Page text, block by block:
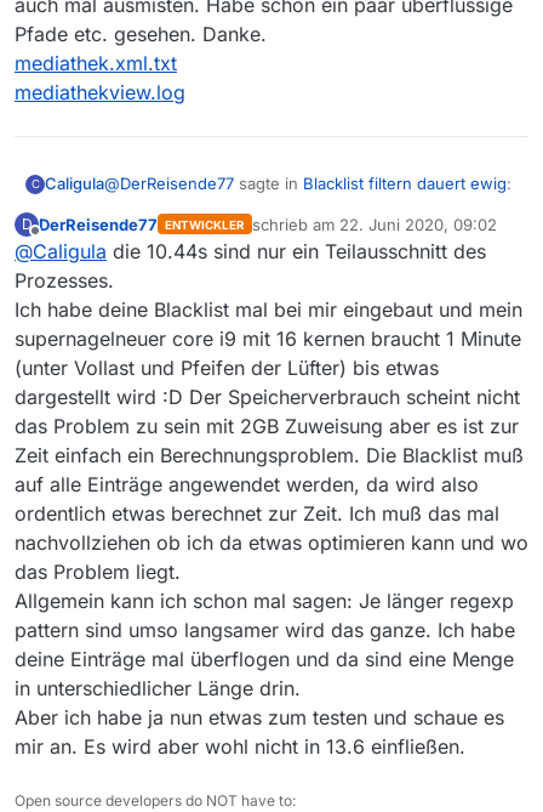
aggressiv das Programm Speicher freigeben
muß desto schneller ist es.
Pfade etc. gesehen. Danke.
mediathek.xml.txt
mediathekview.log
C Caligula@DerReisende77 sagte in Blacklist filtern dauert ewig:
Von daher wäre es gut wenn Du mir die
zukommen lassen könntest.
Anbei die Datei und auch das letzte Log. Die werde ich
auch mal ausmisten. Habe schon ein paar überflüssige
Pfade etc. gesehen. Danke.
mediathek.xml.txt
D
Offline
DerReisende77 ENTWICKLER schrieb am 22. Juni 2020, 09:02
zuletzt editiert von
@Caligula die 10.44s sind nur ein Teilausschnitt des
Prozesses.
Ich habe deine Blacklist mal bei mir eingebaut und mein
supernagelneuer core i9 mit 16 kernen braucht 1 Minute
(unter Vollast und Pfeifen der Lüfter) bis etwas
dargestellt wird :D Der Speicherverbrauch scheint nicht
das Problem zu sein mit 2GB Zuweisung aber es ist zur
Zeit einfach ein Berechnungsproblem. Die Blacklist muß
auf alle Einträge angewendet werden, da wird also
ordentlich etwas berechnet zur Zeit. Ich muß das mal
nachvollziehen ob ich da etwas optimieren kann und wo
das Problem liegt.
Allgemein kann ich schon mal sagen: Je länger regexp
pattern sind umso langsamer wird das ganze. Ich habe
deine Einträge mal überflogen und da sind eine Menge
in unterschiedlicher Länge drin.
Aber ich habe ja nun etwas zum testen und schaue es
mir an. Es wird aber wohl nicht in 13.6 einfließen.
Open source developers do NOT have to: